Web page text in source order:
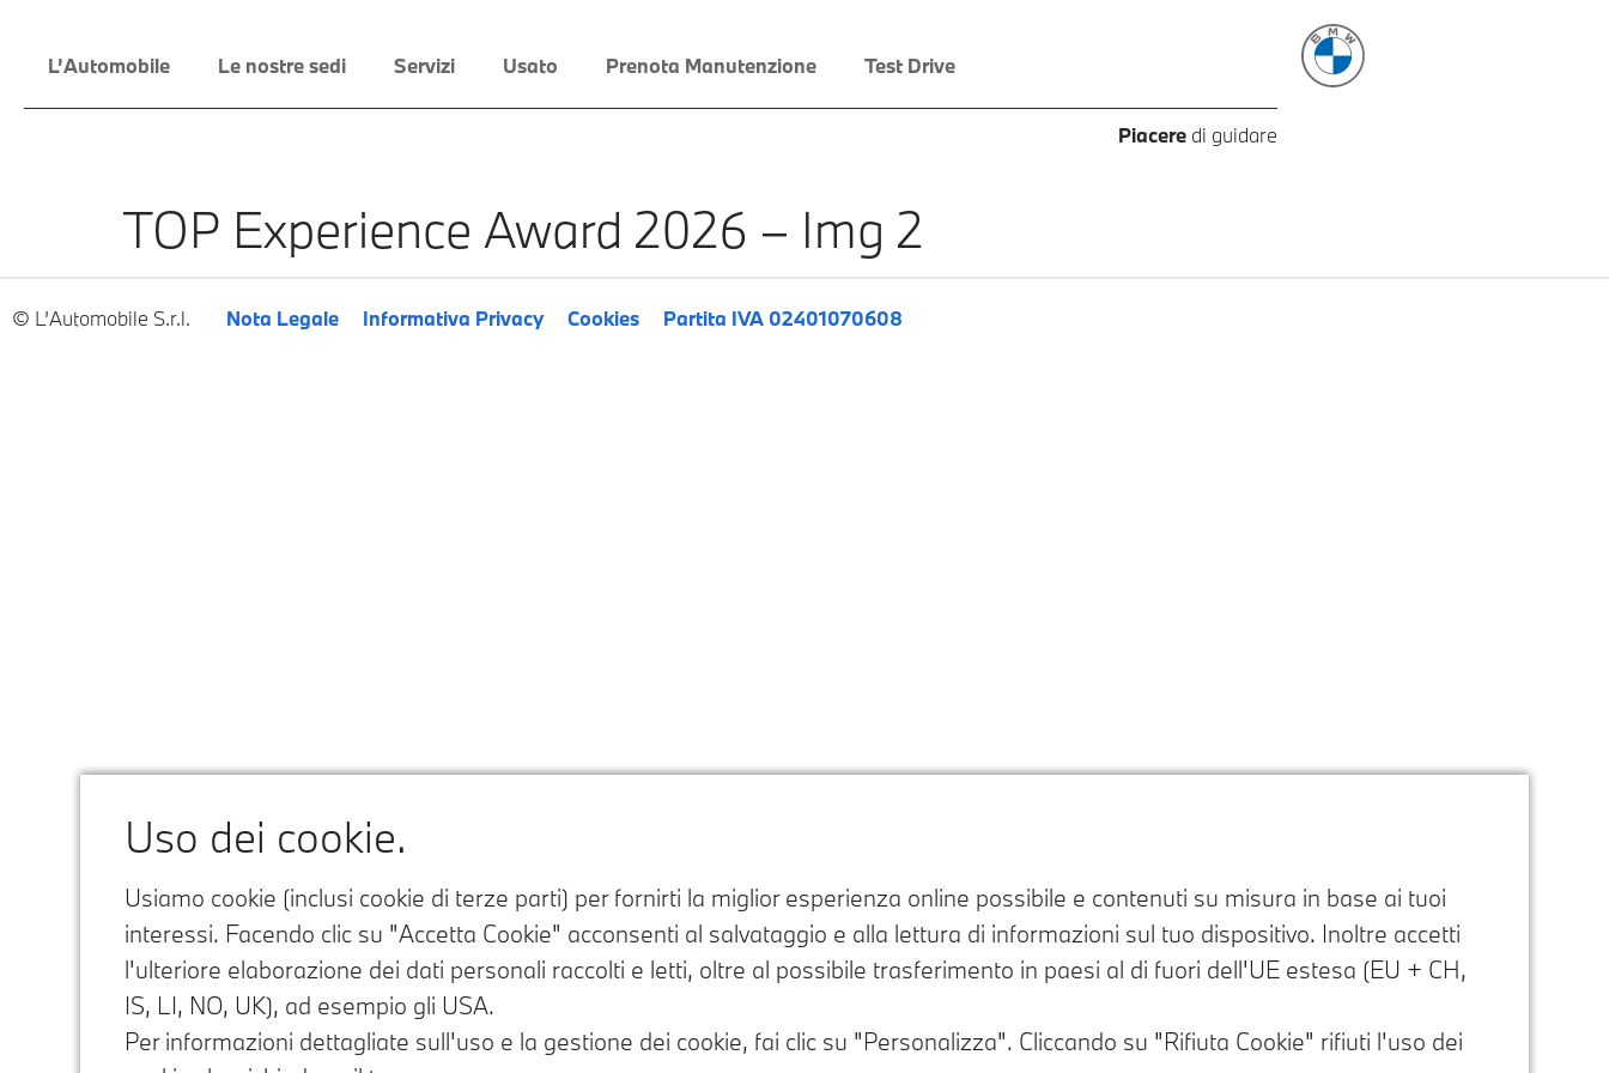
Uso dei cookie.
Usiamo cookie (inclusi cookie di terze parti) per fornirti la miglior esperienza online possibile e contenuti su misura in base ai tuoi
interessi. Facendo clic su "Accetta Cookie" acconsenti al salvataggio e alla lettura di informazioni sul tuo dispositivo. Inoltre accetti
l'ulteriore elaborazione dei dati personali raccolti e letti, oltre al possibile trasferimento in paesi al di fuori dell'UE estesa (EU + CH,
IS, LI, NO, UK), ad esempio gli USA.
Per informazioni dettagliate sull'uso e la gestione dei cookie, fai clic su "Personalizza". Cliccando su "Rifiuta Cookie" rifiuti l'uso dei
L’Automobile Le nostre sedi Servizi Usato Prenota Manutenzione Test Drive
Piacere di guidare
TOP Experience Award 2026 – Img 2
L’Automobile S.r.l. Nota Legale Informativa Privacy Cookies Partita IVA 02401070608